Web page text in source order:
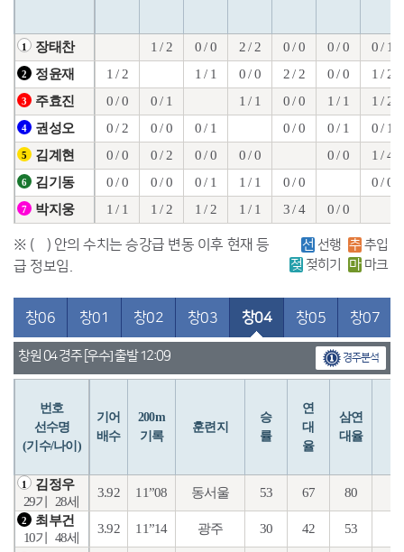
1 장태찬 1 / 2 0 / 0 2 / 2 0 / 0 0 / 0 0 / 1
2 정윤재 1 / 2 1 / 1 0 / 0 2 / 2 0 / 0 1 / 2
3 주효진 0 / 0 0 / 1 1 / 1 0 / 0 1 / 1 1 / 2
4 권성오 0 / 2 0 / 0 0 / 1 0 / 0 0 / 1 0 / 1
5 김계현 0 / 0 0 / 2 0 / 0 0 / 0 0 / 0 1 / 4
6 김기동 0 / 0 0 / 0 0 / 1 1 / 1 0 / 0 0 / 0
7 박지웅 1 / 1 1 / 2 1 / 2 1 / 1 3 / 4 0 / 0
※ ( ) 안의 수치는 승강급 변동 이후 현재 등
급 정보임.
선 선행 추 추입
젖 젖히기 마 마크
창06 창01 창02 창03 창04 창05 창07
창원 04 경주 [우수] 출발 12:09 경주분석
번호
선수명
(기수/나이)
기어
배수
200m
기록
훈련지
승
률
연
대
율
삼연
대율
1
김정우
29기
28세
3.92 11”08 동서울 53 67 80
2
최부건
10기
48세
3.92 11”14 광주 30 42 53